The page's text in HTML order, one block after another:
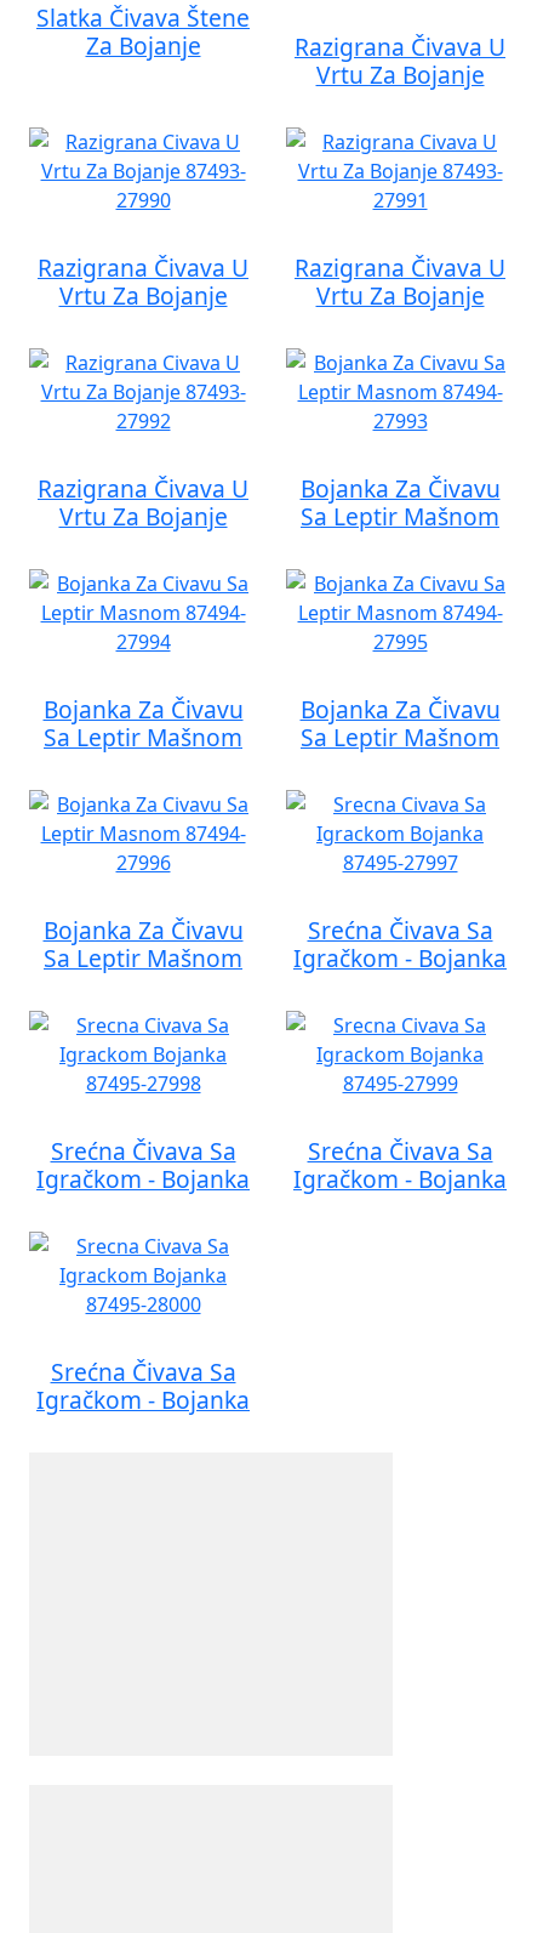
Slatka Čivava Štene
Za Bojanje
Razigrana Čivava U
Vrtu Za Bojanje
Razigrana Čivava U
Vrtu Za Bojanje
Razigrana Čivava U
Vrtu Za Bojanje
Razigrana Čivava U
Vrtu Za Bojanje
Bojanka Za Čivavu
Sa Leptir Mašnom
Bojanka Za Čivavu
Sa Leptir Mašnom
Bojanka Za Čivavu
Sa Leptir Mašnom
Bojanka Za Čivavu
Sa Leptir Mašnom
Srećna Čivava Sa
Igračkom - Bojanka
Srećna Čivava Sa
Igračkom - Bojanka
Srećna Čivava Sa
Igračkom - Bojanka
Srećna Čivava Sa
Igračkom - Bojanka